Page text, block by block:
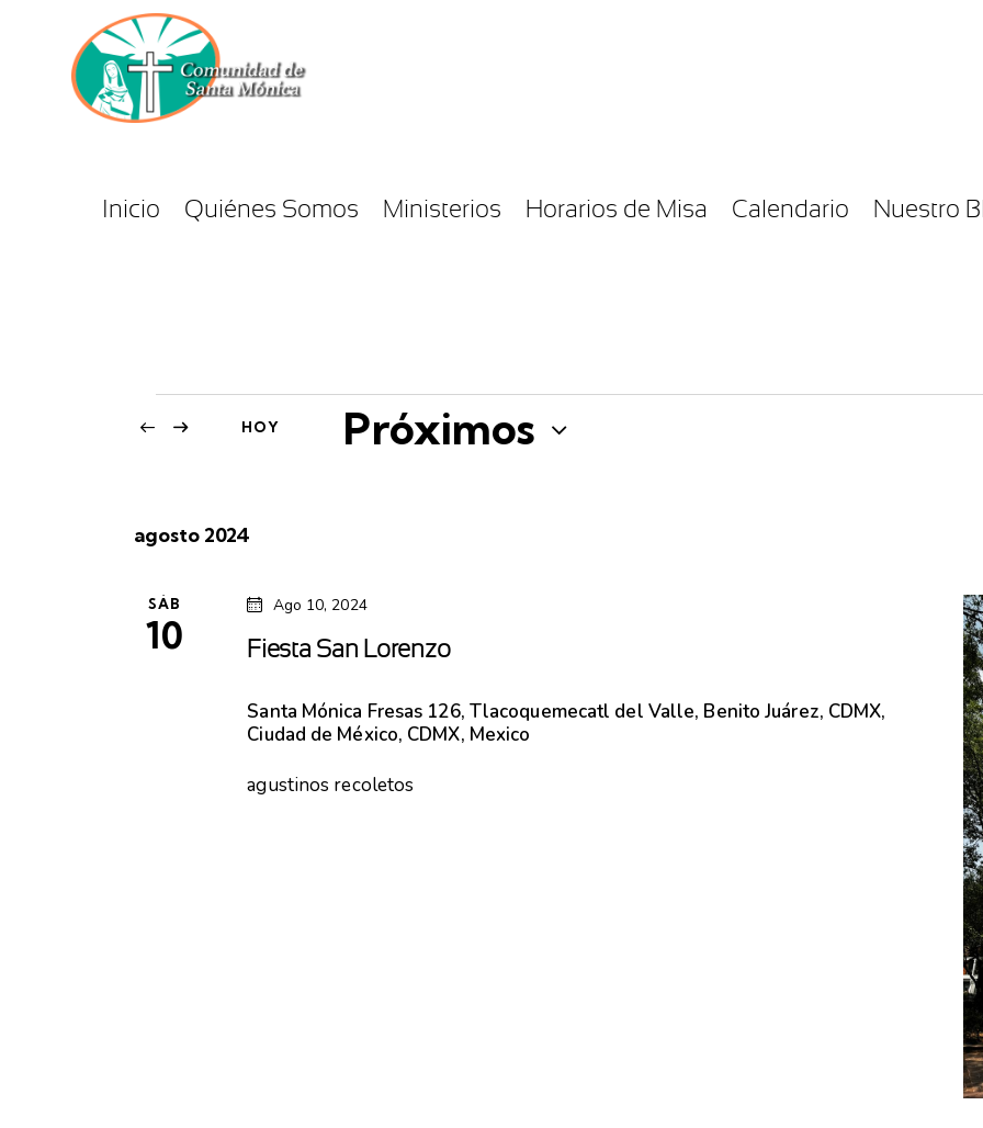
Inicio Quiénes Somos Ministerios Horarios de Misa Calendario Nuestro
HOY Próximos
c
i
o
n
agosto 2024
SÁB
10 Fiesta San Lorenzo
Ago 10, 2024
Santa Mónica Fresas 126, Tlacoquemecatl del Valle, Benito Juárez, CDMX,
Ciudad de México, CDMX, Mexico
agustinos recoletos